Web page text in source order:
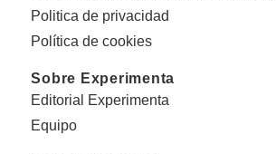
Politica de privacidad
Política de cookies
Sobre Experimenta
Editorial Experimenta
Equipo